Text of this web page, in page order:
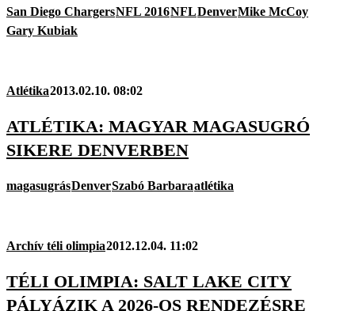
San Diego ChargersNFL 2016NFLDenverMike McCoy
Gary Kubiak
Atlétika2013.02.10. 08:02
ATLÉTIKA: MAGYAR MAGASUGRÓ
SIKERE DENVERBEN
magasugrásDenverSzabó Barbaraatlétika
Archív téli olimpia2012.12.04. 11:02
TÉLI OLIMPIA: SALT LAKE CITY
PÁLYÁZIK A 2026-OS RENDEZÉSRE